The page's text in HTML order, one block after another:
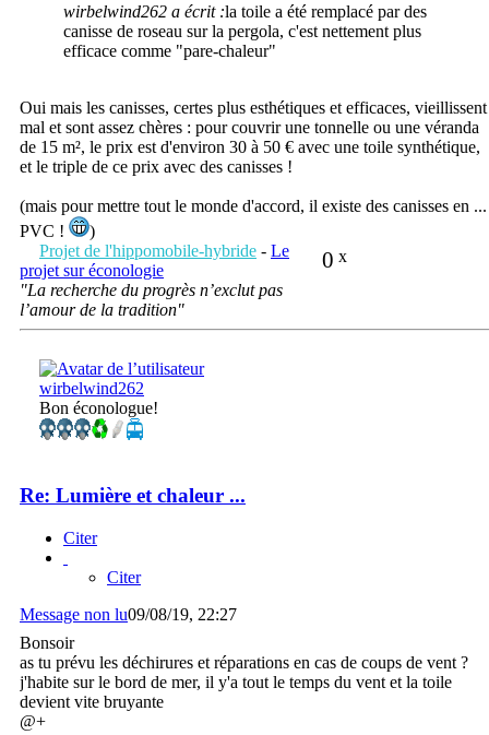
wirbelwind262 a écrit :la toile a été remplacé par des
canisse de roseau sur la pergola, c'est nettement plus
efficace comme "pare-chaleur"
Oui mais les canisses, certes plus esthétiques et efficaces, vieillissent
mal et sont assez chères : pour couvrir une tonnelle ou une véranda
de 15 m², le prix est d'environ 30 à 50 € avec une toile synthétique,
et le triple de ce prix avec des canisses !
(mais pour mettre tout le monde d'accord, il existe des canisses en ...
PVC !
)
0 x
Projet de l'hippomobile-hybride - Le
projet sur éconologie
"La recherche du progrès n’exclut pas
l’amour de la tradition"
wirbelwind262
Bon éconologue!
Re: Lumière et chaleur ...
Citer
Citer
Message non lu09/08/19, 22:27
Bonsoir
as tu prévu les déchirures et réparations en cas de coups de vent ?
j'habite sur le bord de mer, il y'a tout le temps du vent et la toile
devient vite bruyante
@+